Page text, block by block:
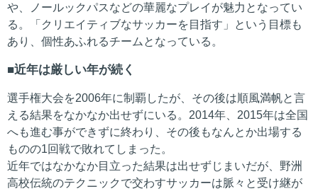
や、ノールックパスなどの華麗なプレイが魅力となってい
る。「クリエイティブなサッカーを目指す」という目標も
あり、個性あふれるチームとなっている。
近年は厳しい年が続く
選手権大会を2006年に制覇したが、その後は順風満帆と言
える結果をなかなか出せずにいる。2014年、2015年は全国
へも進む事ができずに終わり、その後もなんとか出場する
ものの1回戦で敗れてしまった。
近年ではなかなか目立った結果は出せずじまいだが、野洲
高校伝統のテクニックで交わすサッカーは脈々と受け継が